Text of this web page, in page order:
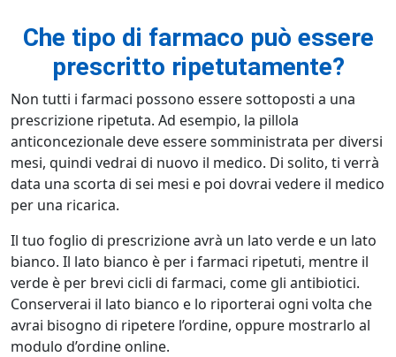
Che tipo di farmaco può essere
prescritto ripetutamente?
Non tutti i farmaci possono essere sottoposti a una
prescrizione ripetuta. Ad esempio, la pillola
anticoncezionale deve essere somministrata per diversi
mesi, quindi vedrai di nuovo il medico. Di solito, ti verrà
data una scorta di sei mesi e poi dovrai vedere il medico
per una ricarica.
Il tuo foglio di prescrizione avrà un lato verde e un lato
bianco. Il lato bianco è per i farmaci ripetuti, mentre il
verde è per brevi cicli di farmaci, come gli antibiotici.
Conserverai il lato bianco e lo riporterai ogni volta che
avrai bisogno di ripetere l’ordine, oppure mostrarlo al
modulo d’ordine online.